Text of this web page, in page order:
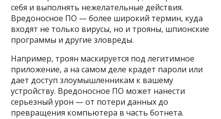
себя и выполнять нежелательные действия.
Вредоносное ПО — более широкий термин, куда
входят не только вирусы, но и трояны, шпионские
программы и другие зловреды.
Например, троян маскируется под легитимное
приложение, а на самом деле крадет пароли или
дает доступ злоумышленникам к вашему
устройству. Вредоносное ПО может нанести
серьезный урон — от потери данных до
превращения компьютера в часть ботнета.